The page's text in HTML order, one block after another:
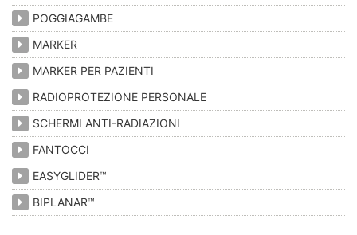
POGGIAGAMBE
MARKER
MARKER PER PAZIENTI
RADIOPROTEZIONE PERSONALE
SCHERMI ANTI-RADIAZIONI
FANTOCCI
EASYGLIDER™
BIPLANAR™